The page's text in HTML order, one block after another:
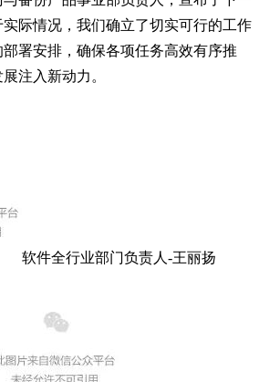
际情况，我们确立了切实可行的工作
署安排，确保各项任务高效有序推
注入新动力。
软件全行业部门负责人-王丽扬